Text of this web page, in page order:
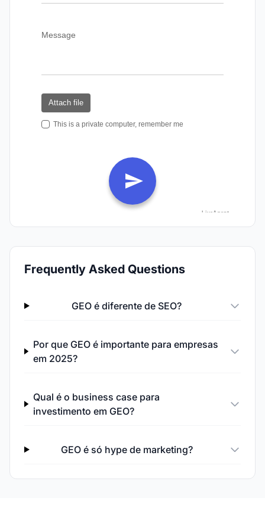
Frequently Asked Questions
GEO é diferente de SEO?
Por que GEO é importante para empresas
em 2025?
Qual é o business case para
investimento em GEO?
GEO é só hype de marketing?